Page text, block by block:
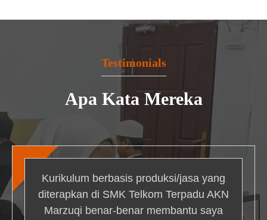
Testimonials
Apa Kata Mereka
Kurikulum berbasis produksi/jasa yang
diterapkan di SMK Telkom Terpadu AKN
Marzuqi benar-benar membantu saya